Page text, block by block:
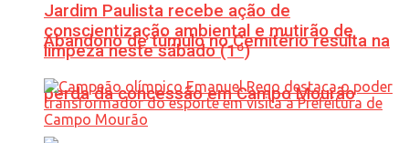
Abandono de túmulo no Cemitério resulta na
perda da concessão em Campo Mourão
Jardim Paulista recebe ação de
conscientização ambiental e mutirão de
limpeza neste sábado (1º)